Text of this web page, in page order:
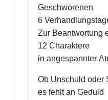
Allerdings
beide täglich
ausgestellten
können.
Geschworenen
6
Zur Beantwortung
12 Charaktere
in angespannter
Ob Unschuld oder
es fehlt an Geduld